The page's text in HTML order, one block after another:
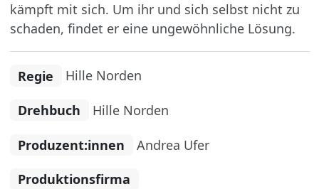
kämpft mit sich. Um ihr und sich selbst nicht zu
schaden, findet er eine ungewöhnliche Lösung.
Regie Hille Norden
Drehbuch Hille Norden
Produzent:innen Andrea Ufer
Produktionsfirma